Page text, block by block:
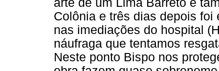
arte de um Lima Barreto e
Colônia e três dias depois foi
nas imediações do hospital
náufraga que tentamos
Neste ponto Bispo nos